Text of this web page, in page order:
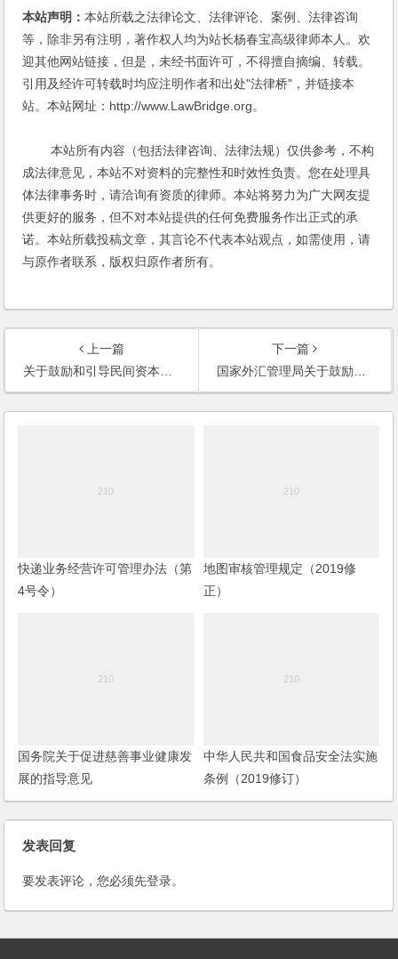
本站声明：本站所载之法律论文、法律评论、案例、法律咨询
等，除非另有注明，著作权人均为站长杨春宝高级律师本人。欢
迎其他网站链接，但是，未经书面许可，不得擅自摘编、转载。
引用及经许可转载时均应注明作者和出处"法律桥"，并链接本
站。本站网址：http://www.LawBridge.org。
本站所有内容（包括法律咨询、法律法规）仅供参考，不构
成法律意见，本站不对资料的完整性和时效性负责。您在处理具
体法律事务时，请洽询有资质的律师。本站将努力为广大网友提
供更好的服务，但不对本站提供的任何免费服务作出正式的承
诺。本站所载投稿文章，其言论不代表本站观点，如需使用，请
与原作者联系，版权归原作者所有。
上一篇
关于鼓励和引导民间资本投资旅游业的实施意见
下一篇
国家外汇管理局关于鼓励和引导民间投资健康发展有关外汇管理问题的通知
快递业务经营许可管理办法（第
4号令）
地图审核管理规定（2019修
正）
国务院关于促进慈善事业健康发
展的指导意见
中华人民共和国食品安全法实施
条例（2019修订）
发表回复
要发表评论，您必须先登录。